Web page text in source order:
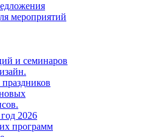
мероприятий
и семинаров
2026
программ